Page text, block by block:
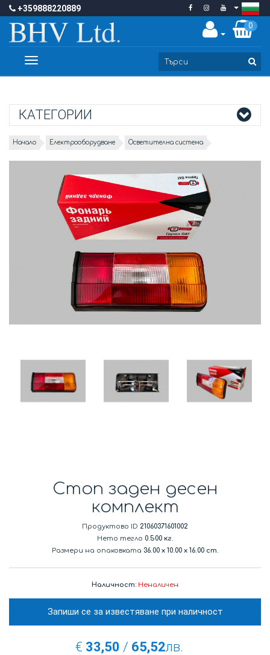
+359888220889
0
Toggle
КАТЕГОРИИ
Начало Електрооборудване Осветителна система
Стоп заден десен
комплект
Продуктово ID 21060371601002
Нето тегло 0.500 кг.
Размери на опаковката 36.00 x10.00 x16.00 cm.
Наличност: Неналичен
Запиши се за известяване при наличност
€ 33,50 / 65,52лв.